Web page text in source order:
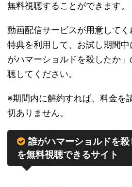
無料視聴することができます。
動画配信サービスが用意して
特典を利用して、お試し期間
がハマーショルドを殺したか
聴してください。
※期間内に解約すれば、料金を
切ありません。
誰がハマーショルドを
を無料視聴できるサイト